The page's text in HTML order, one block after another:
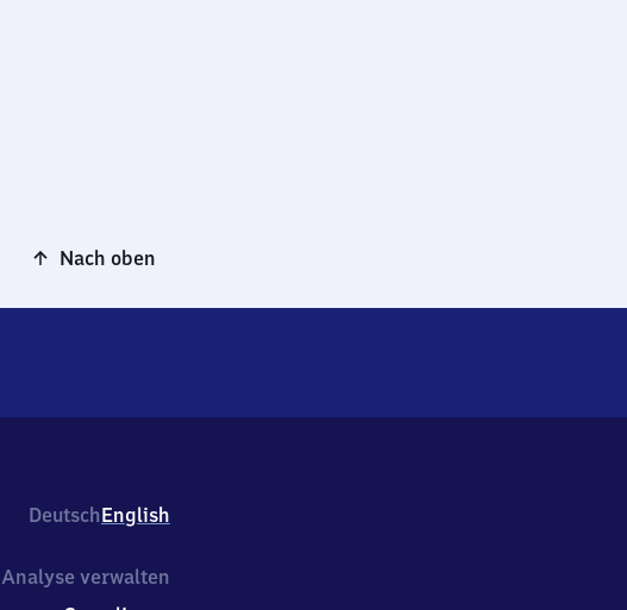
Nach oben
DeutschEnglish
Analyse verwalten